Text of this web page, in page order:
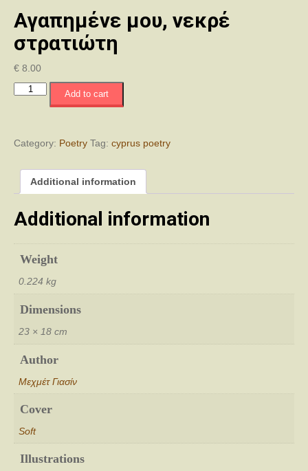
Αγαπημένε μου, νεκρέ
στρατιώτη
€ 8.00
Αγαπημένε
quantity
Add to cart
Category: Poetry Tag: cyprus poetry
Additional information
Additional information
Weight
0.224 kg
Dimensions
23 × 18 cm
Author
Μεχμέτ Γιασίν
Cover
Soft
Illustrations